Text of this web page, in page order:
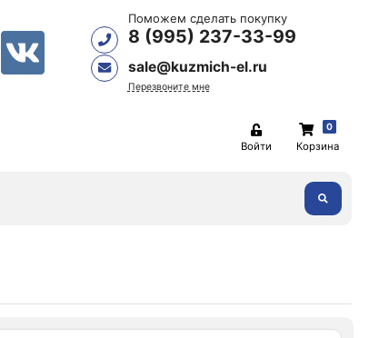
Поможем сделать покупку
8 (995) 237-33-99
sale@kuzmich-el.ru
Перезвоните мне
Войти
0
Корзина